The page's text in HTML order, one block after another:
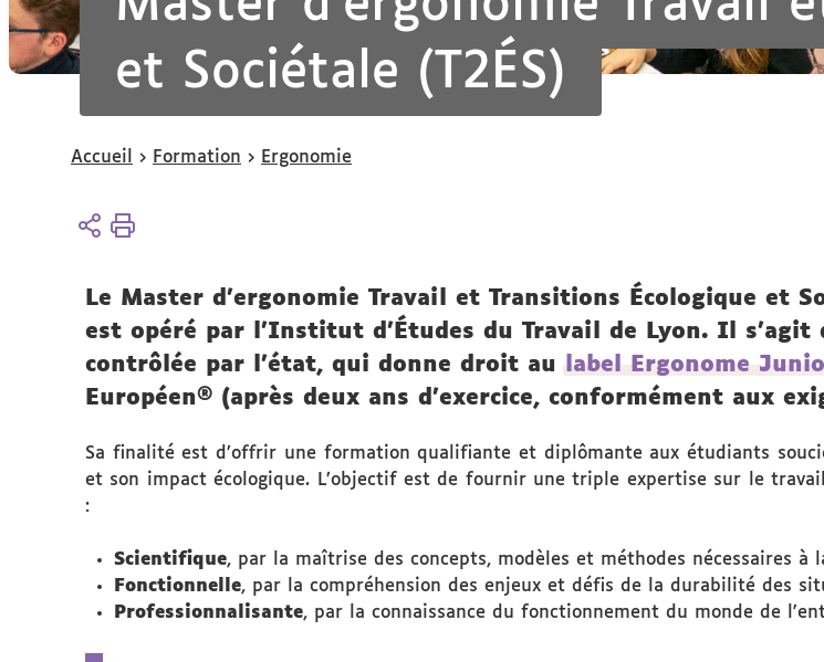
et Sociétale (T2ÉS)
Vous
ici :
Accueil Formation Ergonomie
Le Master d’ergonomie Travail et Transitions Écologique et
est opéré par l’Institut d’Études du Travail de Lyon. Il s’agit
contrôlée par l’état, qui donne droit au
label Ergonome
Européen® (après deux ans d’exercice, conformément aux
Sa finalité est d’offrir une formation qualifiante et diplômante aux étudiants
et son impact écologique. L’objectif est de fournir une triple expertise sur le
:
Scientifique, par la maîtrise des concepts, modèles et méthodes nécessaires
Fonctionnelle, par la compréhension des enjeux et défis de la durabilité des
Professionnalisante, par la connaissance du fonctionnement du monde de